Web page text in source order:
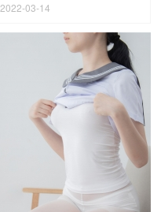
2022-03-14